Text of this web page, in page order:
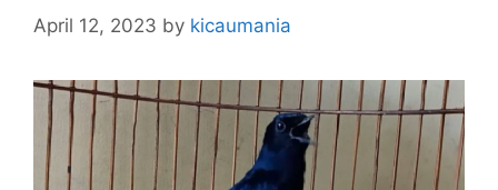
April 12, 2023 by kicaumania